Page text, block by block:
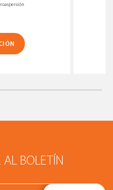
AL BOLETÍN